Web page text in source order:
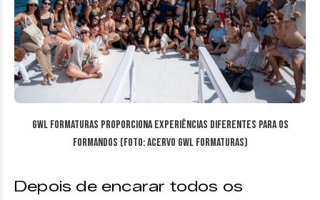
GWL Formaturas proporciona experiências diferentes para os
formandos (Foto: acervo GWL Formaturas)
Depois de encarar todos os